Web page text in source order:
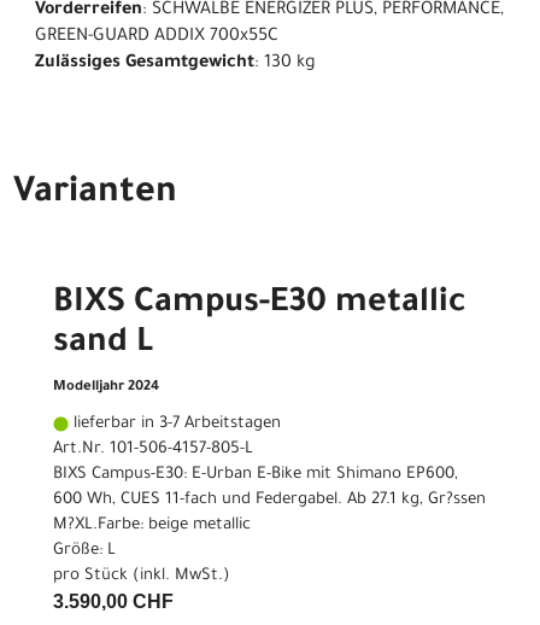
Vorderreifen: SCHWALBE ENERGIZER PLUS, PERFORMANCE,
GREEN-GUARD ADDIX 700x55C
Zulässiges Gesamtgewicht: 130 kg
Varianten
BIXS Campus-E30 metallic
sand L
Modelljahr 2024
lieferbar in 3-7 Arbeitstagen
Art.Nr. 101-506-4157-805-L
BIXS Campus-E30: E-Urban E-Bike mit Shimano EP600,
600 Wh, CUES 11-fach und Federgabel. Ab 27.1 kg, Gr?ssen
M?XL.Farbe: beige metallic
Größe: L
pro Stück (inkl. MwSt.)
3.590,00 CHF